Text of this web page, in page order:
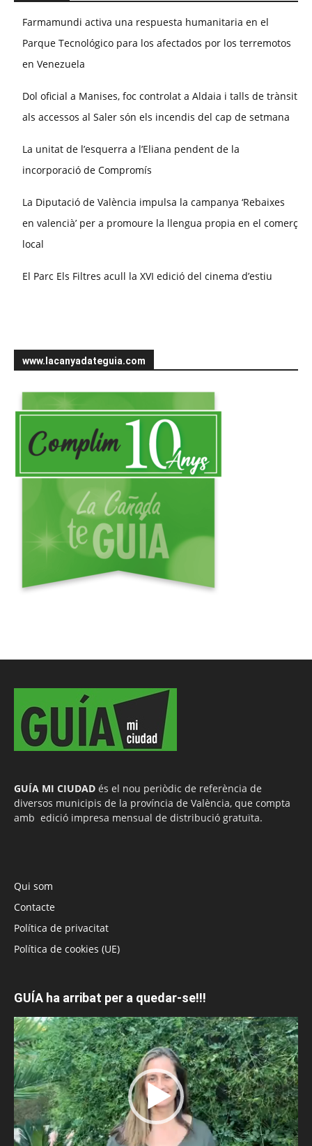
Farmamundi activa una respuesta humanitaria en el
Parque Tecnológico para los afectados por los terremotos
en Venezuela
Dol oficial a Manises, foc controlat a Aldaia i talls de trànsit
als accessos al Saler són els incendis del cap de setmana
La unitat de l’esquerra a l’Eliana pendent de la
incorporació de Compromís
La Diputació de València impulsa la campanya ‘Rebaixes
en valencià’ per a promoure la llengua propia en el comerç
local
El Parc Els Filtres acull la XVI edició del cinema d’estiu
www.lacanyadateguia.com
GUÍA MI CIUDAD és el nou periòdic de referència de
diversos municipis de la província de València, que compta
amb edició impresa mensual de distribució gratuïta.
Qui som
Contacte
Política de privacitat
Política de cookies (UE)
GUÍA ha arribat per a quedar-se!!!
Reproductor
de
vídeo